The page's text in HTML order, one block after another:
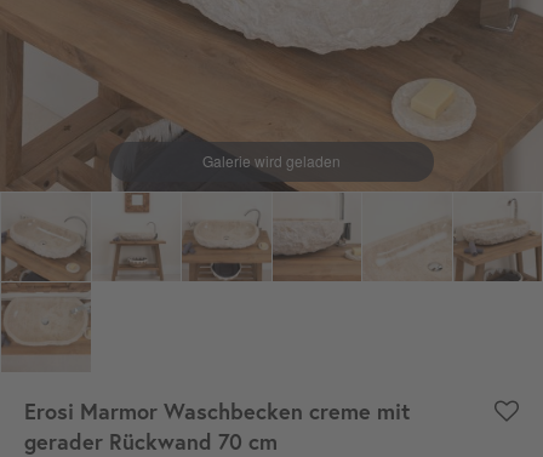
Erosi Marmor Waschbecken creme mit
gerader Rückwand 70 cm